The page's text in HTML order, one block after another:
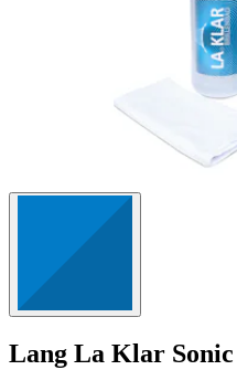
Lang La Klar Sonic